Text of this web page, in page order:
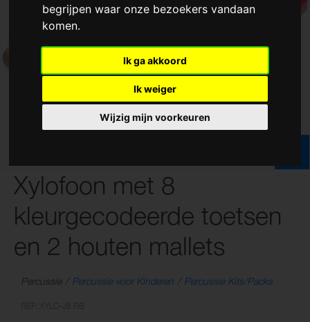
begrijpen waar onze bezoekers vandaan
komen.
Ik ga akkoord
Ik weiger
Wijzig mijn voorkeuren
Xylofoon met 8
kleurgecodeerde toetsen
en 2 houten mallets
Percussie Percussie voor Kinderen Percussie Kits/Packs